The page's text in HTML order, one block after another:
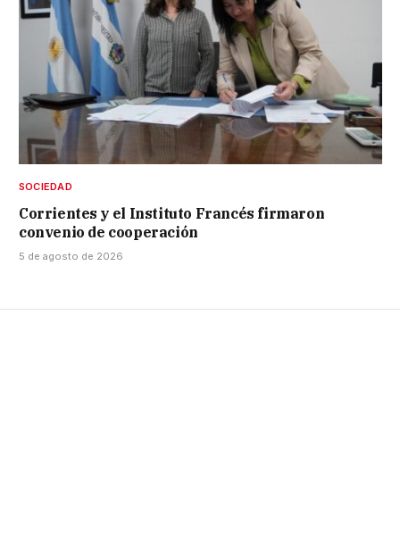
SOCIEDAD
Corrientes y el Instituto Francés firmaron
convenio de cooperación
5 de agosto de 2026